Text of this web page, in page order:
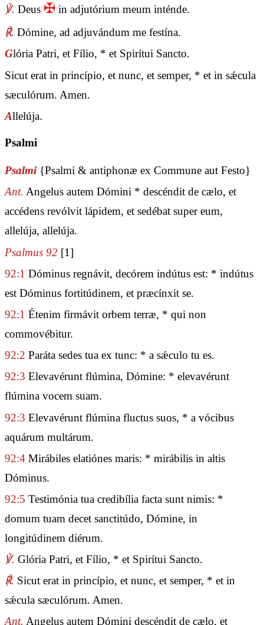
℣. Deus ✠ in adjutórium meum inténde.
℟. Dómine, ad adjuvándum me festína.
Glória Patri, et Fílio, * et Spirítui Sancto.
Sicut erat in princípio, et nunc, et semper, * et in sǽcula
sæculórum. Amen.
Allelúja.
Psalmi
Psalmi {Psalmi & antiphonæ ex Commune aut Festo}
Ant. Angelus autem Dómini * descéndit de cælo, et
accédens revólvit lápidem, et sedébat super eum,
allelúja, allelúja.
Psalmus 92 [1]
92:1 Dóminus regnávit, decórem indútus est: * indútus
est Dóminus fortitúdinem, et præcínxit se.
92:1 Étenim firmávit orbem terræ, * qui non
commovébitur.
92:2 Paráta sedes tua ex tunc: * a sǽculo tu es.
92:3 Elevavérunt flúmina, Dómine: * elevavérunt
flúmina vocem suam.
92:3 Elevavérunt flúmina fluctus suos, * a vócibus
aquárum multárum.
92:4 Mirábiles elatiónes maris: * mirábilis in altis
Dóminus.
92:5 Testimónia tua credibília facta sunt nimis: *
domum tuam decet sanctitúdo, Dómine, in
longitúdinem diérum.
℣. Glória Patri, et Fílio, * et Spirítui Sancto.
℟. Sicut erat in princípio, et nunc, et semper, * et in
sǽcula sæculórum. Amen.
Ant. Angelus autem Dómini descéndit de cælo, et